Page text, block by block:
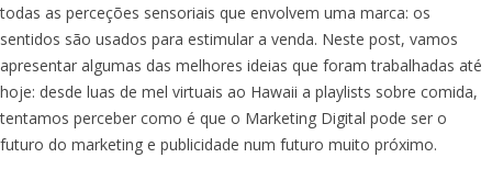
todas as perceções sensoriais que envolvem uma marca: os
sentidos são usados para estimular a venda. Neste post, vamos
apresentar algumas das melhores ideias que foram trabalhadas até
hoje: desde luas de mel virtuais ao Hawaii a playlists sobre comida,
tentamos perceber como é que o Marketing Digital pode ser o
futuro do marketing e publicidade num futuro muito próximo.